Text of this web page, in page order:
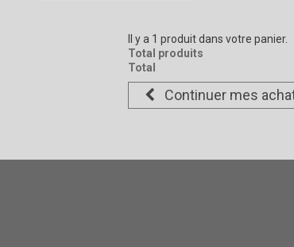
Il y a 1 produit dans votre panier.
Total produits
Total
Continuer mes